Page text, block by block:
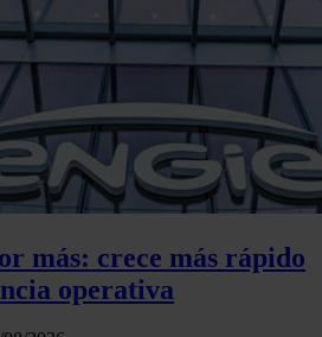
más: crece más rápido
operativa